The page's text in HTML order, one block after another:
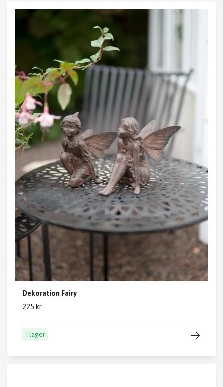
Dekoration Fairy
225 kr
I lager